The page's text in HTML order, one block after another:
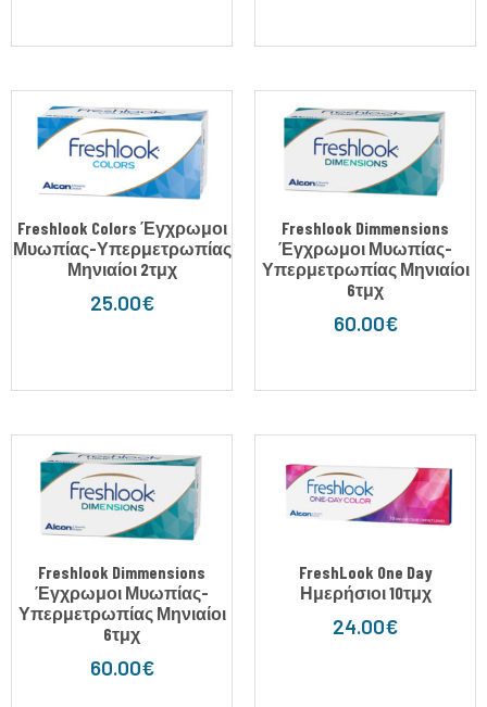
Freshlook Colors Έγχρωμοι
Μυωπίας-Υπερμετρωπίας
Μηνιαίοι 2τμχ
25.00€
Freshlook Dimmensions
Έγχρωμοι Μυωπίας-
Υπερμετρωπίας Μηνιαίοι
6τμχ
60.00€
Freshlook Dimmensions
Έγχρωμοι Μυωπίας-
Υπερμετρωπίας Μηνιαίοι
6τμχ
60.00€
FreshLook One Day
Ημερήσιοι 10τμχ
24.00€